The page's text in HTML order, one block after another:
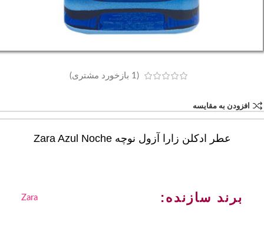
(
1 بازخورد مشتری)
افزودن به مقایسه
عطر ادکلن زارا آزول نوچه Zara Azul Noche
برند سازنده: Zara